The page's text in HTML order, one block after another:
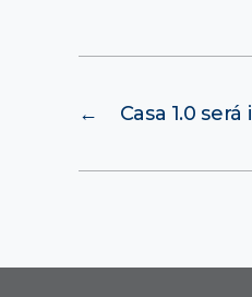
← Casa 1.0